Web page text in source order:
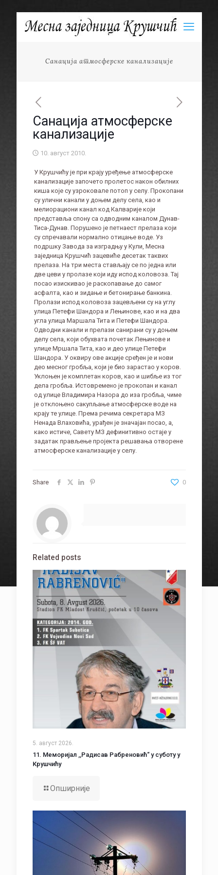
Санација атмосферске канализације
Санација атмосферске
канализације
10. август 2010.
У Крушчићу је при крају уређење атмосферске
канализације започето пролетос након обилних
киша које су узроковале потоп у селу. Прокопани
су улични канали у доњем делу села, као и
мелиорациони канал код Калварије који
представља спону са одводним каналом Дунав-
Тиса-Дунав. Порушено је петнаест прелаза који
су спречавали нормално отицање воде. Уз
подршку Завода за изградњу у Кули, Месна
заједница Крушчић зацевиће десетак таквих
прелаза. На три места стављају се по једна или
две цеви у пролазе који иду испод коловоза. Тај
посао изискивао је раскопавање до самог
асфалта, као и зидање и бетонирање банкина.
Пролази испод коловоза зацевљени су на углу
улица Петефи Шандора и Лењинове, као и на два
угла улица Маршала Тита и Петефи Шандора.
Одводни канали и прелази санирани су у доњем
делу села, који обухвата почетак Лењинове и
улице Мршала Тита, као и део улице Петефи
Шандора. У оквиру ове акције сређен је и нови
део месног гробља, који је био зарастао у коров.
Уклоњен је комплетан коров, као и шибље из тог
дела гробља. Истовремено је прокопан и канал
од улице Владимира Назора до иза гробља, чиме
је отклоњено сакупљање атмосферске воде на
крају те улице. Према речима секретара МЗ
Ненада Влаховића, урађен је значајан посао, а,
како истиче, Савету МЗ дефинитивно остаје у
задатак прављење пројекта решавања отворене
атмосферске канализације у селу.
Share 0
Related posts
5. август 2026.
11. Меморијал ,,Радисав Рабреновић“ у суботу у
Крушчићу
Опширније